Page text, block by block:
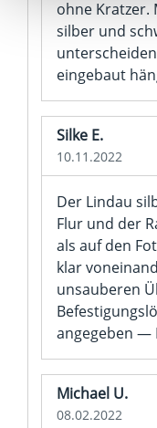
den Widerruf der
Verarbeitung nicht
Impressum|
ohne Kratzer.
silber und
eingebaut
Silke E.
10.11.2022
Der Lindau
Flur und der
als auf den
klar
unsauberen
angegeben —
Michael U.
08.02.2022